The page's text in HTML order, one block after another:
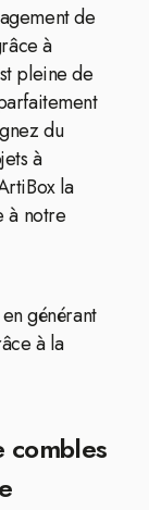
de
à
pleine de
du
à
la
à notre
générant
à la
combles